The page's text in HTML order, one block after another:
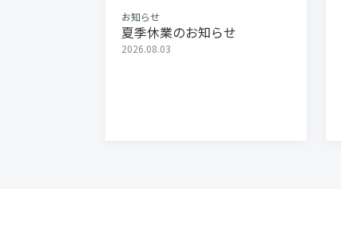
お知らせ
夏季休業のお知らせ
2026.08.03